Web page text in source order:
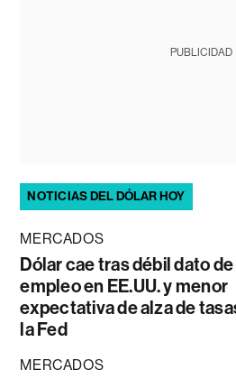
PUBLICIDAD
NOTICIAS DEL DÓLAR HOY
MERCADOS
Dólar cae tras débil dato de
empleo en EE.UU. y menor
expectativa de alza de
la Fed
MERCADOS